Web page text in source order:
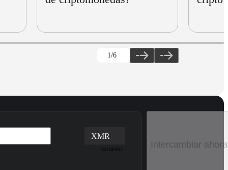
1 /6
XMR
MONERO Intercambiar ahora